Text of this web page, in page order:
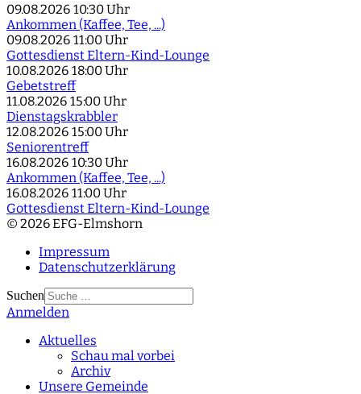
09.08.2026 10:30 Uhr
Ankommen (Kaffee, Tee, ...)
09.08.2026 11:00 Uhr
Gottesdienst Eltern-Kind-Lounge
10.08.2026 18:00 Uhr
Gebetstreff
11.08.2026 15:00 Uhr
Dienstagskrabbler
12.08.2026 15:00 Uhr
Seniorentreff
16.08.2026 10:30 Uhr
Ankommen (Kaffee, Tee, ...)
16.08.2026 11:00 Uhr
Gottesdienst Eltern-Kind-Lounge
© 2026 EFG-Elmshorn
Impressum
Datenschutzerklärung
Suchen
Type 2 or more
Anmelden
Aktuelles
Schau mal vorbei
Archiv
Unsere Gemeinde